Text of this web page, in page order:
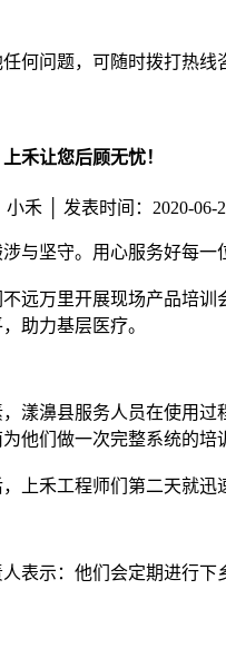
何问题，可随时拨打热线
禾让您后顾无忧！
小禾 │ 发表时间：2020-06-
与坚守。用心服务好每
远万里开展现场产品培
助力基层医疗。
漾濞县服务人员在使用
他们做一次完整系统的
上禾工程师们第二天就
表示：他们会定期进行